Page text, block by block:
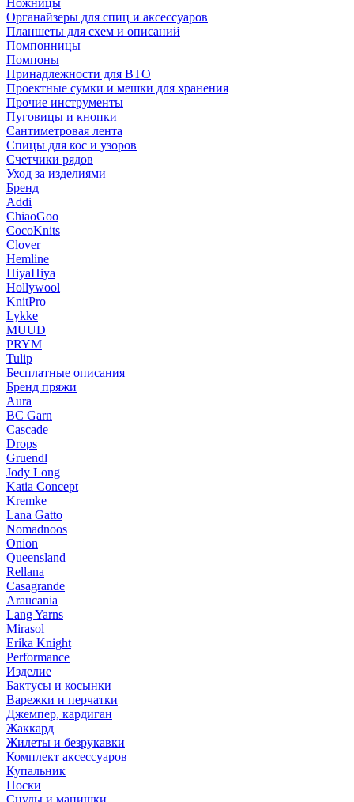
Ножницы
Органайзеры для спиц и аксессуаров
Планшеты для схем и описаний
Помпонницы
Помпоны
Принадлежности для ВТО
Проектные сумки и мешки для хранения
Прочие инструменты
Пуговицы и кнопки
Сантиметровая лента
Спицы для кос и узоров
Счетчики рядов
Уход за изделиями
Бренд
Addi
ChiaoGoo
CocoKnits
Clover
Hemline
HiyaHiya
Hollywool
KnitPro
Lykke
MUUD
PRYM
Tulip
Бесплатные описания
Бренд пряжи
Aura
BC Garn
Cascade
Drops
Gruendl
Jody Long
Katia Concept
Kremke
Lana Gatto
Nomadnoos
Onion
Queensland
Rellana
Casagrande
Araucania
Lang Yarns
Mirasol
Erika Knight
Performance
Изделие
Бактусы и косынки
Варежки и перчатки
Джемпер, кардиган
Жаккард
Жилеты и безрукавки
Комплект аксессуаров
Купальник
Носки
Снуды и манишки